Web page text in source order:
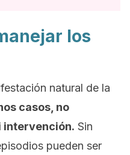
los
natural de la
casos, no
intervención. Sin
pueden ser